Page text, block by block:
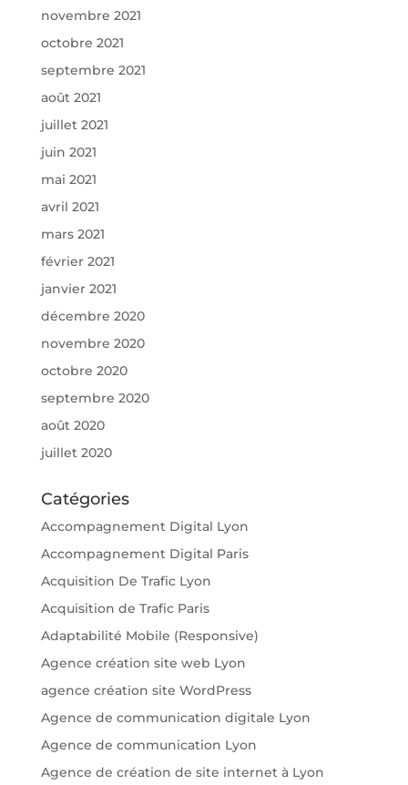
novembre 2021
octobre 2021
septembre 2021
août 2021
juillet 2021
juin 2021
mai 2021
avril 2021
mars 2021
février 2021
janvier 2021
décembre 2020
novembre 2020
octobre 2020
septembre 2020
août 2020
juillet 2020
Catégories
Accompagnement Digital Lyon
Accompagnement Digital Paris
Acquisition De Trafic Lyon
Acquisition de Trafic Paris
Adaptabilité Mobile (Responsive)
Agence création site web Lyon
agence création site WordPress
Agence de communication digitale Lyon
Agence de communication Lyon
Agence de création de site internet à Lyon